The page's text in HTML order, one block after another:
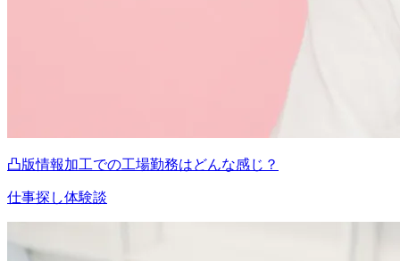
凸版情報加工での工場勤務はどんな感じ？
仕事探し体験談